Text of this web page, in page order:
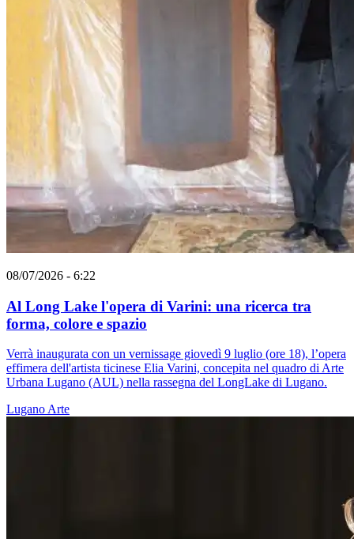
08/07/2026 - 6:22
Al Long Lake l'opera di Varini: una ricerca tra
forma, colore e spazio
Verrà inaugurata con un vernissage giovedì 9 luglio (ore 18), l’opera
effimera dell'artista ticinese Elia Varini, concepita nel quadro di Arte
Urbana Lugano (AUL) nella rassegna del LongLake di Lugano.
Lugano Arte